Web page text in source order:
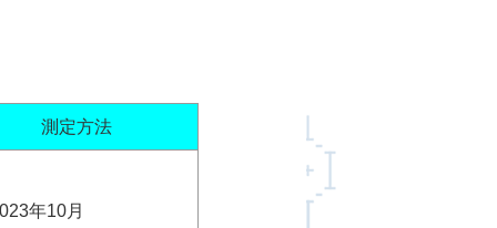
測定方法
年10月